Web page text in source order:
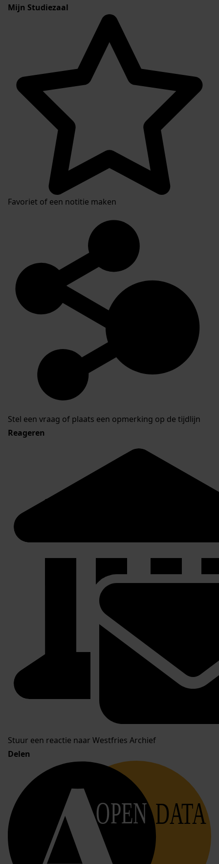
Mijn Studiezaal
Favoriet of een notitie maken
Stel een vraag of plaats een opmerking op de tijdlijn
Reageren
Stuur een reactie naar Westfries Archief
Delen
OPEN DATA